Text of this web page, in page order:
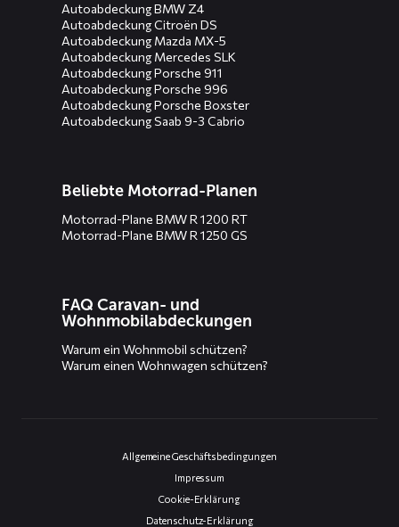
Autoabdeckung BMW Z4
Autoabdeckung Citroën DS
Autoabdeckung Mazda MX-5
Autoabdeckung Mercedes SLK
Autoabdeckung Porsche 911
Autoabdeckung Porsche 996
Autoabdeckung Porsche Boxster
Autoabdeckung Saab 9-3 Cabrio
Beliebte Motorrad-Planen
Motorrad-Plane BMW R 1200 RT
Motorrad-Plane BMW R 1250 GS
FAQ Caravan- und
Wohnmobilabdeckungen
Warum ein Wohnmobil schützen?
Warum einen Wohnwagen schützen?
Allgemeine Geschäftsbedingungen
Impressum
Cookie-Erklärung
Datenschutz-Erklärung